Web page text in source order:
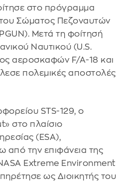
στο πρόγραμμα
Σώματος Πεζοναυτών
Μετά τη φοίτησή
Ναυτικού (U.S.
αεροσκαφών F/A-18 και
πολεμικές αποστολές
STS-129, ο
στο πλαίσιο
(ESA),
από την επιφάνεια της
Extreme Environment
ως Διοικητής του